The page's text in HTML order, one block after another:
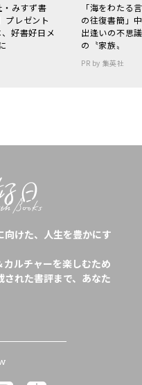
・みすず書
プレゼント
好書好日メ
「海をわた
の往復書簡」
出逢いの不思
の〝家族〟
PR by 集英社
けた、人生を豊かにす
ルチャーを楽しむため
れた書評まで、あなた